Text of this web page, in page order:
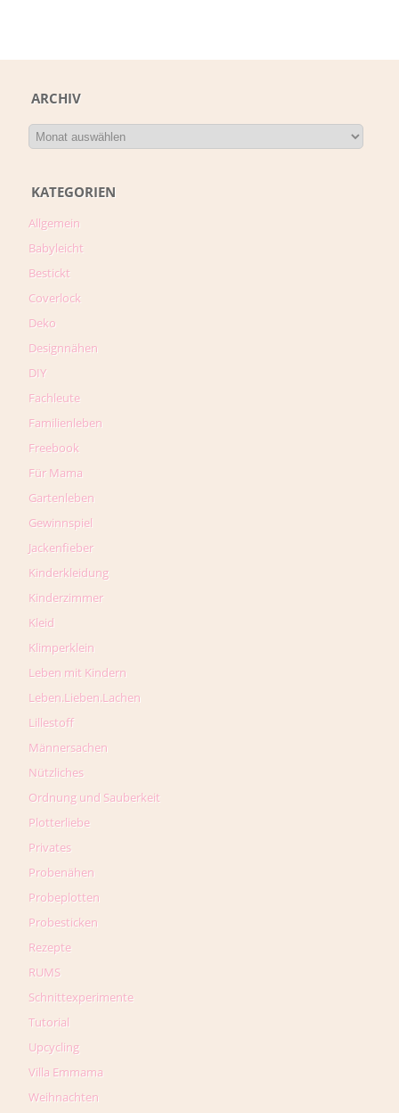
ARCHIV
KATEGORIEN
Allgemein
Babyleicht
Bestickt
Coverlock
Deko
Designnähen
DIY
Fachleute
Familienleben
Freebook
Für Mama
Gartenleben
Gewinnspiel
Jackenfieber
Kinderkleidung
Kinderzimmer
Kleid
Klimperklein
Leben mit Kindern
Leben.Lieben.Lachen
Lillestoff
Männersachen
Nützliches
Ordnung und Sauberkeit
Plotterliebe
Privates
Probenähen
Probeplotten
Probesticken
Rezepte
RUMS
Schnittexperimente
Tutorial
Upcycling
Villa Emmama
Weihnachten